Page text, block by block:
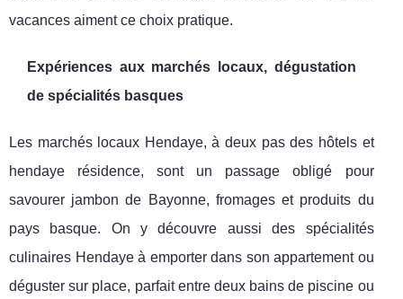
vacances aiment ce choix pratique.
Expériences aux marchés locaux, dégustation
de spécialités basques
Les marchés locaux Hendaye, à deux pas des hôtels et
hendaye résidence, sont un passage obligé pour
savourer jambon de Bayonne, fromages et produits du
pays basque. On y découvre aussi des spécialités
culinaires Hendaye à emporter dans son appartement ou
déguster sur place, parfait entre deux bains de piscine ou